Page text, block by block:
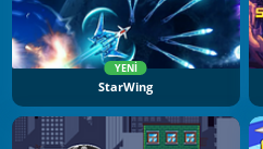
YENI
StarWing